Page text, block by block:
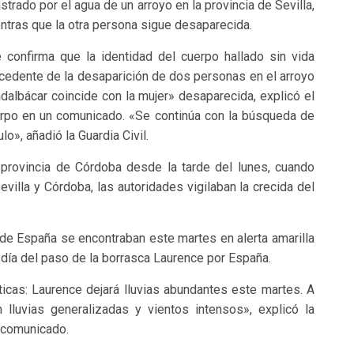
por el agua de un arroyo en la provincia de Sevilla,
que la otra persona sigue desaparecida.
confirma que la identidad del cuerpo hallado sin vida
de la desaparición de dos personas en el arroyo
coincide con la mujer» desaparecida, explicó el
en un comunicado. «Se continúa con la búsqueda de
añadió la Guardia Civil.
de Córdoba desde la tarde del lunes, cuando
y Córdoba, las autoridades vigilaban la crecida del
España se encontraban este martes en alerta amarilla
del paso de la borrasca Laurence por España.
Laurence dejará lluvias abundantes este martes. A
generalizadas y vientos intensos», explicó la